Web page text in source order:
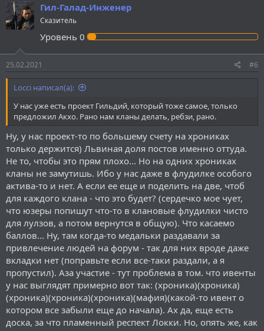
Гил-Галад-Инженер
Сказитель
Уровень 0
25.02.2021 #6
Locci написал(а):
У нас уже есть проект Гильдий, который тоже самое, только
предложил Акхо. Рано нам кланы делать, ребзи, рано.
Ну, у нас проект-то по большему счету на хрониках
только держится) Львиная доля постов именно оттуда.
Не то, чтобы это прям плохо... Но на одних хрониках
кланы не замутишь. Ибо у нас даже в флудилке особого
актива-то и нет. А если ее еще и поделить на две, чтоб
для каждого клана - что это будет? (сердечко мое чует,
что юзеры попишут что-то в клановые флудилки чисто
для лулзов, а потом вернутся в общую). Что касаемо
баллов... Ну, там когда-то медальки раздавали за
привлечение людей на форум - так для них вроде даже
вкладки нет (поправьте если все-таки раздали, а я
пропустил). Аза участие - тут проблема в том. что ивенты
у нас выглядят примерно вот так: (хроника)(хроника)
(хроника)(хроника)(хроника)(мафия)(какой-то ивент о
котором все забыли еще до начала). Ах да, еще есть
доска, за что пламенный респект Локки. Но, опять же, как